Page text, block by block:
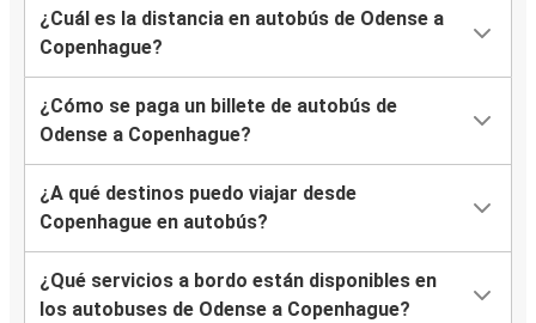
¿Cuál es la distancia en autobús de Odense a
Copenhague?
¿Cómo se paga un billete de autobús de
Odense a Copenhague?
¿A qué destinos puedo viajar desde
Copenhague en autobús?
¿Qué servicios a bordo están disponibles en
los autobuses de Odense a Copenhague?